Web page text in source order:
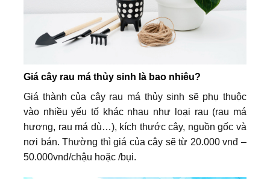
Giá cây rau má thủy sinh là bao nhiêu?
Giá thành của cây rau má thủy sinh sẽ phụ thuộc
vào nhiều yếu tố khác nhau như loại rau (rau má
hương, rau má dù…), kích thước cây, nguồn gốc và
nơi bán. Thường thì giá của cây sẽ từ 20.000 vnđ –
50.000vnđ/chậu hoặc /bụi.